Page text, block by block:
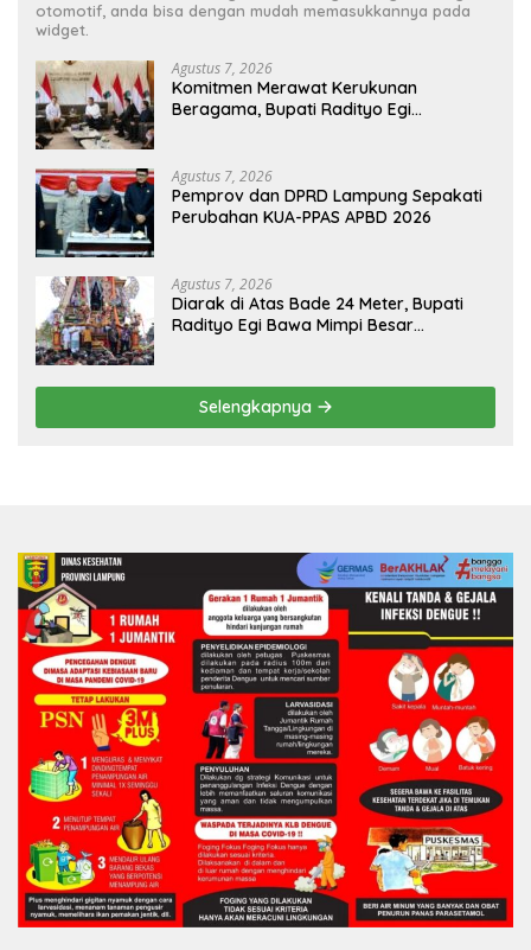
otomotif, anda bisa dengan mudah memasukkannya pada
widget.
Agustus 7, 2026
Komitmen Merawat Kerukunan
Beragama, Bupati Radityo Egi
Agustus 7, 2026
Pemprov dan DPRD Lampung Sepakati
Perubahan KUA-PPAS APBD 2026
Agustus 7, 2026
Diarak di Atas Bade 24 Meter, Bupati
Radityo Egi Bawa Mimpi Besar
Selengkapnya